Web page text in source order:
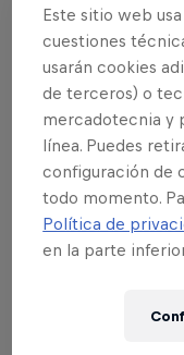
preliminar?
Debes tener al
abril de 2024.
¿Cuántas
inscribirse
para asegurar tu
Este sitio web
cuestiones
usarán cookies
de terceros) o
mercadotecnia y
línea. Puedes
configuración de
todo momento.
Política de
en la parte